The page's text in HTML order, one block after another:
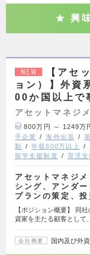
興
NEW
【アセ
ョン）】外資
00か国以上で
アセットマネジ
800万円 ～ 1249万
手企業
海外出張
勤
年収600万以上
留学支援制度
育児支
アセットマネジ
シング、アンダ
プランの策定、
【ポジション概要】 同
資家を主たる顧客として
会社概要 国内及び外